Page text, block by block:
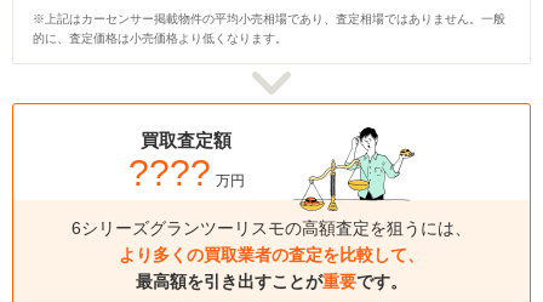
※上記はカーセンサー掲載物件の平均小売相場であり、査定相場ではありません。一般
的に、査定価格は小売価格より低くなります。
買取査定額
???? 万円
6シリーズグランツーリスモの高額査定を狙うには、
より多くの買取業者の査定を比較して、
最高額を引き出すことが重要です。